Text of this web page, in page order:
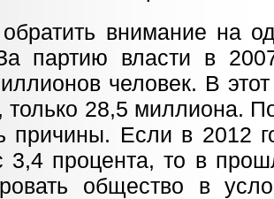
внимание на
партию власти в
человек. В
только 28,5 миллиона.
причины. Если в 2012
процента, то в
общество в